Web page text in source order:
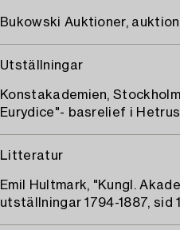
Bukowski Auktioner, auktion
Utställningar
Konstakademien,
Eurydice"- basrelief i
Litteratur
Emil Hultmark, "Kungl.
utställningar 1794-1887, sid